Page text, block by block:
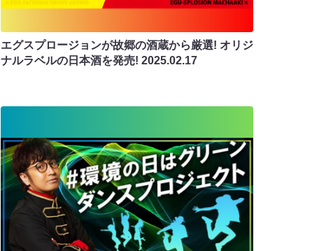
エグスプロージョンが故郷の酒蔵から厳選! オリジ
ナルラベルの日本酒を発売! 2025.02.17